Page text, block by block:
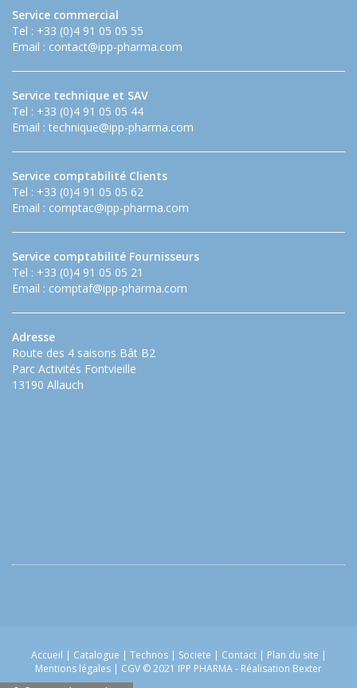
Service commercial
Tel : +33 (0)4 91 05 05 55
Email : contact@ipp-pharma.com
Service technique et SAV
Tel : +33 (0)4 91 05 05 44
Email : technique@ipp-pharma.com
Service comptabilité Clients
Tel : +33 (0)4 91 05 05 62
Email : comptac@ipp-pharma.com
Service comptabilité Fournisseurs
Tel : +33 (0)4 91 05 05 21
Email : comptaf@ipp-pharma.com
Adresse
Route des 4 saisons Bât B2
Parc Activités Fontvieille
13190 Allauch
Accueil | Catalogue | Technos | Societe | Contact | Plan du site |
Mentions légales | CGV © 2021 IPP PHARMA - Réalisation Bexter